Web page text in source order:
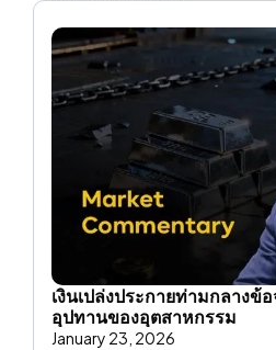
เงินเปล่งประกายท่ามกลางข้
อุปทานของอุตสาหกรรม
January 23, 2026